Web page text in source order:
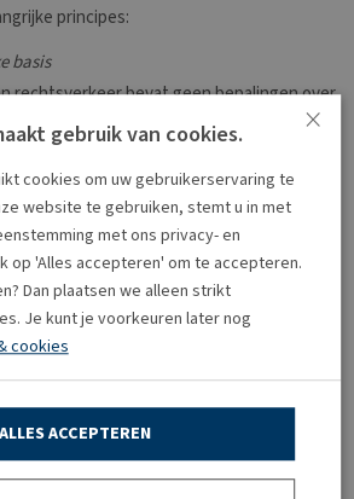
principes:
basis
rechtsverkeer bevat geen bepalingen over
belasting heeft eigen waarderingsregels.
van verhuur. De leegwaarderatio is
huurwoningen, niet voor voorbehouden
van de Belastingdienst
is gebaseerd op
vergelijkbare woningen in de regio. Voor
over levensverwachting en de kans op
×
gebruik van cookies.
cookies om uw gebruikerservaring te
website te gebruiken, stemt u in met
met ons privacy- en
op 'Alles accepteren' om te accepteren.
Dan plaatsen we alleen strikt
Je kunt je voorkeuren later nog
cookies
ALLES ACCEPTEREN